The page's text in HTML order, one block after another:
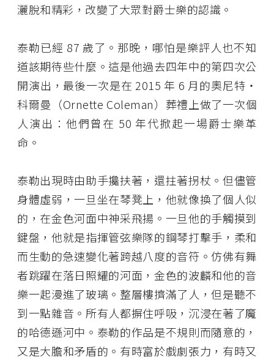
灑脫和精彩，改變了大眾對爵士樂的認識。
泰勒已經 87 歲了。那晚，哪怕是樂評人也不知
道該期待些什麼。這是他過去四年中的第四次公
開演出，最後一次是在 2015 年 6 月的奧尼特・
科爾曼（Ornette Coleman）葬禮上做了一次個
人演出：他們曾在 50 年代掀起一場爵士樂革
命。
泰勒出現時由助手攙扶著，還拄著拐杖。但儘管
身體虛弱，一旦坐在琴凳上，他就像換了個人似
的，在金色河面中神采飛揚。一旦他的手觸摸到
鍵盤，他就是指揮管弦樂隊的鋼琴打擊手，柔和
而生動的急速變化著跨越八度的音符。仿佛有舞
者跳躍在落日照耀的河面，金色的波麟和他的音
樂一起漫進了玻璃。整層樓擠滿了人，但是聽不
到一點雜音。所有人都摒住呼吸，沉浸在著了魔
的哈德遜河中。泰勒的作品是不規則而隨意的，
又是大膽和矛盾的。有時富於戲劇張力，有時又